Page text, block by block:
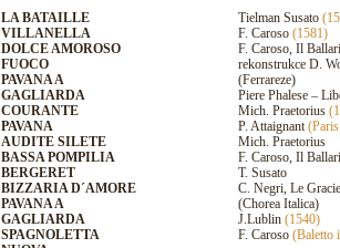
LA BATAILLE Tielman Susato
VILLANELLA
F. Caroso (1581)
DOLCE AMOROSO
F. Caroso, Il
FUOCO
rekonstrukce D.
PAVANA A
(Ferrareze)
GAGLIARDA
Piere Phalese –
COURANTE
Mich. Praetorius
PAVANA
P. Attaignant
AUDITE SILETE
Mich. Praetorius
BASSA POMPILIA
F. Caroso, Il
BERGERET
T. Susato
BIZZARIA D´AMORE
C. Negri, Le
PAVANA A
(Chorea Italica)
GAGLIARDA
J.Lublin (1540)
SPAGNOLETTA
F. Caroso (Baletto